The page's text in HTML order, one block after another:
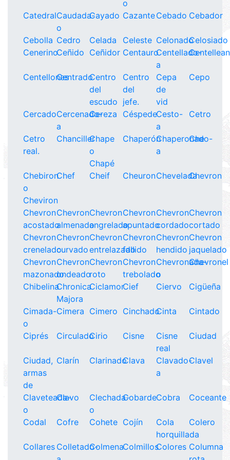
o
CatedralCaudada-
o
Cayado CazanteCebado Cebador
Cebolla Cedro Celada Celeste CelonadoCelosiado
CenerinoCeñido Ceñidor CentauroCentellado-
a
CentellonesCentradoCentro
del
escudo
Centro
del
jefe.
Cepa
de
vid
Cepo
CercadoCercenado-
a
Cereza CéspedeCesto-
a
Cetro
Cetro
real.
ChancillerChape
o
Chapé
ChaperónChaperonado-
a
Che
Chebiron
o
Cheviron
Chef Cheif CheuronCheveladaChevron
Chevron
acostado
Chevron
almenado
Chevron
angrelado
Chevron
apuntado
Chevron
cordado
Chevron
cortado
Chevron
crenelado
Chevron
curvado
Chevron
entrelazado
Chevron
fallido
Chevron
hendido
Chevron
jaquelado
Chevron
mazonado
Chevron
ondeado
Chevron
roto
Chevron
trebolado
Chevronada-
o
Chevronel
ChibelinaChronica
Majora
CiclamorCief Ciervo Cigüeña
Cimada-
o
Cimera Cimero CinchadoCinta Cintado
Ciprés CirculadoCirio Cisne
Cisne
real
Ciudad
Ciudad,
armas
de
Clarín ClarinadoClava
Clavado-
a
Clavel
Claveteada-
o
Clavo
Clechada-
o
CobardeCobra Coceante
Codal Cofre Cohete Cojín
Cola
horquillada
Colero
Collares Colletado-ColmenaColmillosColores Columna